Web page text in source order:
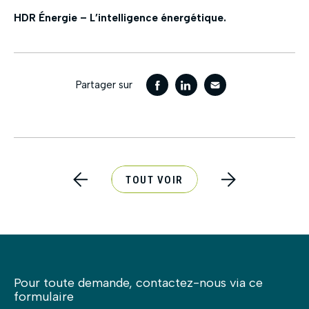
HDR Énergie – L’intelligence énergétique.
Partager sur
TOUT VOIR
Pour toute demande, contactez-nous via ce
formulaire